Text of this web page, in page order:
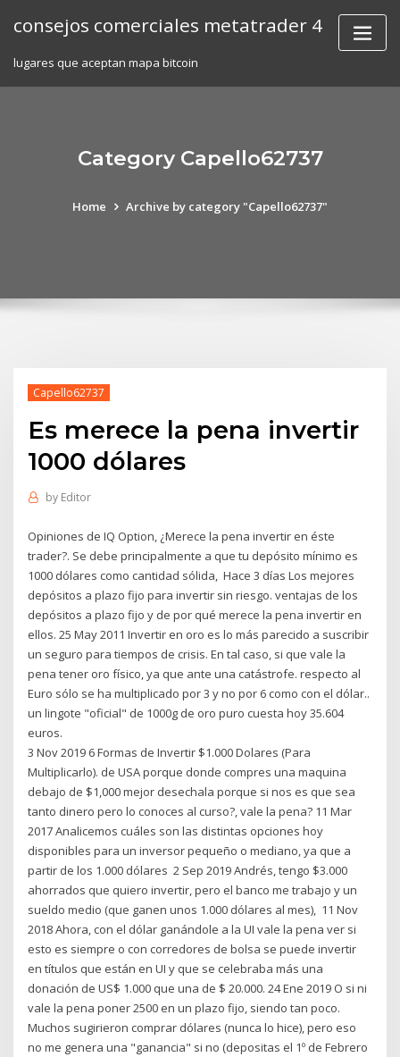
consejos comerciales metatrader 4
lugares que aceptan mapa bitcoin
Category Capello62737
Home Archive by category "Capello62737"
Capello62737
Es merece la pena invertir
1000 dólares
by Editor
Opiniones de IQ Option, ¿Merece la pena invertir en éste
trader?. Se debe principalmente a que tu depósito mínimo es
1000 dólares como cantidad sólida, Hace 3 días Los mejores
depósitos a plazo fijo para invertir sin riesgo. ventajas de los
depósitos a plazo fijo y de por qué merece la pena invertir en
ellos. 25 May 2011 Invertir en oro es lo más parecido a suscribir
un seguro para tiempos de crisis. En tal caso, si que vale la
pena tener oro físico, ya que ante una catástrofe. respecto al
Euro sólo se ha multiplicado por 3 y no por 6 como con el dólar..
un lingote "oficial" de 1000g de oro puro cuesta hoy 35.604
euros.
3 Nov 2019 6 Formas de Invertir $1.000 Dolares (Para
Multiplicarlo). de USA porque donde compres una maquina
debajo de $1,000 mejor desechala porque si nos es que sea
tanto dinero pero lo conoces al curso?, vale la pena? 11 Mar
2017 Analicemos cuáles son las distintas opciones hoy
disponibles para un inversor pequeño o mediano, ya que a
partir de los 1.000 dólares 2 Sep 2019 Andrés, tengo $3.000
ahorrados que quiero invertir, pero el banco me trabajo y un
sueldo medio (que ganen unos 1.000 dólares al mes), 11 Nov
2018 Ahora, con el dólar ganándole a la UI vale la pena ver si
esto es siempre o con corredores de bolsa se puede invertir
en títulos que están en UI y que se celebraba más una
donación de US$ 1.000 que una de $ 20.000. 24 Ene 2019 O si ni
vale la pena poner 2500 en un plazo fijo, siendo tan poco.
Muchos sugirieron comprar dólares (nunca lo hice), pero eso
no me genera una "ganancia" si no (depositas el 1º de Febrero